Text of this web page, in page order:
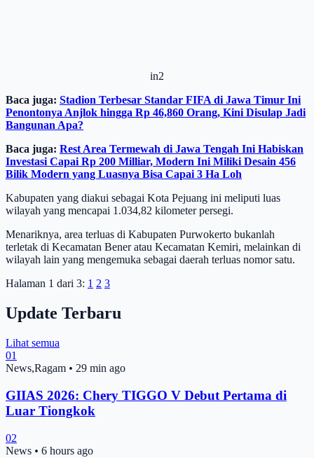
in2
Baca juga: Stadion Terbesar Standar FIFA di Jawa Timur Ini
Penontonya Anjlok hingga Rp 46,860 Orang, Kini Disulap Jadi
Bangunan Apa?
Baca juga: Rest Area Termewah di Jawa Tengah Ini Habiskan
Investasi Capai Rp 200 Milliar, Modern Ini Miliki Desain 456
Bilik Modern yang Luasnya Bisa Capai 3 Ha Loh
Kabupaten yang diakui sebagai Kota Pejuang ini meliputi luas
wilayah yang mencapai 1.034,82 kilometer persegi.
Menariknya, area terluas di Kabupaten Purwokerto bukanlah
terletak di Kecamatan Bener atau Kecamatan Kemiri, melainkan di
wilayah lain yang mengemuka sebagai daerah terluas nomor satu.
Halaman 1 dari 3: 1 2 3
Update Terbaru
Lihat semua
01
News,Ragam • 29 min ago
GIIAS 2026: Chery TIGGO V Debut Pertama di
Luar Tiongkok
02
News • 6 hours ago